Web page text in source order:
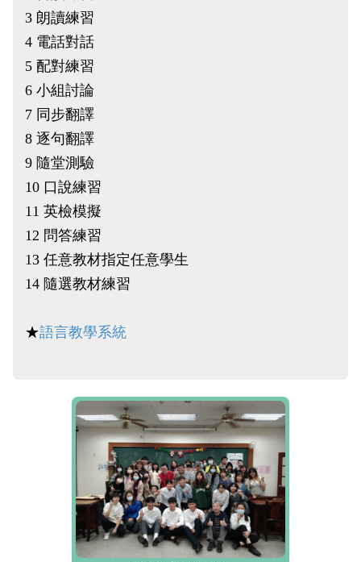
3 朗讀練習
4 電話對話
5 配對練習
6 小組討論
7 同步翻譯
8 逐句翻譯
9 隨堂測驗
10 口說練習
11 英檢模擬
12 問答練習
13 任意教材指定任意學生
14 隨選教材練習
★語言教學系統